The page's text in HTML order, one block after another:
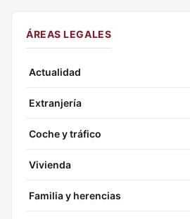
ÁREAS LEGALES
Actualidad
Extranjería
Coche y tráfico
Vivienda
Familia y herencias